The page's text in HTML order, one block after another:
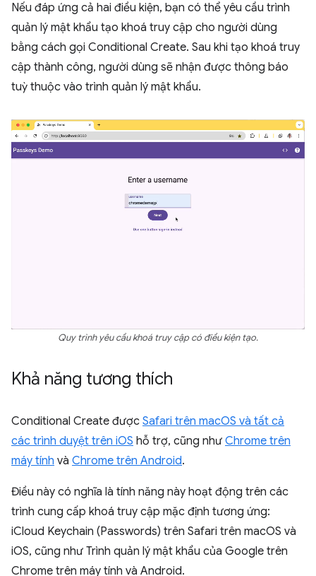
Nếu đáp ứng cả hai điều kiện, bạn có thể yêu cầu trình
quản lý mật khẩu tạo khoá truy cập cho người dùng
bằng cách gọi Conditional Create. Sau khi tạo khoá truy
cập thành công, người dùng sẽ nhận được thông báo
tuỳ thuộc vào trình quản lý mật khẩu.
Quy trình yêu cầu khoá truy cập có điều kiện tạo.
Khả năng tương thích
Conditional Create được Safari trên macOS và tất cả
các trình duyệt trên iOS hỗ trợ, cũng như Chrome trên
máy tính và Chrome trên Android.
Điều này có nghĩa là tính năng này hoạt động trên các
trình cung cấp khoá truy cập mặc định tương ứng:
iCloud Keychain (Passwords) trên Safari trên macOS và
iOS, cũng như Trình quản lý mật khẩu của Google trên
Chrome trên máy tính và Android.